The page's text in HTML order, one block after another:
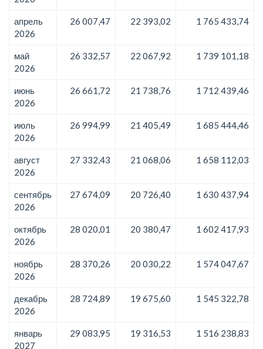
апрель
2026
26 007,47 22 393,02 1 765 433,74
май
2026
26 332,57 22 067,92 1 739 101,18
июнь
2026
26 661,72 21 738,76 1 712 439,46
июль
2026
26 994,99 21 405,49 1 685 444,46
август
2026
27 332,43 21 068,06 1 658 112,03
сентябрь
2026
27 674,09 20 726,40 1 630 437,94
октябрь
2026
28 020,01 20 380,47 1 602 417,93
ноябрь
2026
28 370,26 20 030,22 1 574 047,67
декабрь
2026
28 724,89 19 675,60 1 545 322,78
январь
2027
29 083,95 19 316,53 1 516 238,83